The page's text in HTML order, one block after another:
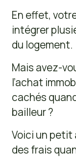
En effet,
intégrer
du logement.
Mais avez-
l’achat
cachés
bailleur ?
Voici un
des frais